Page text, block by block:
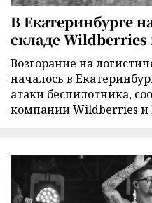
В Екатеринбурге
складе Wildberries
Возгорание на
началось в
атаки беспилотника,
компании Wildberries и